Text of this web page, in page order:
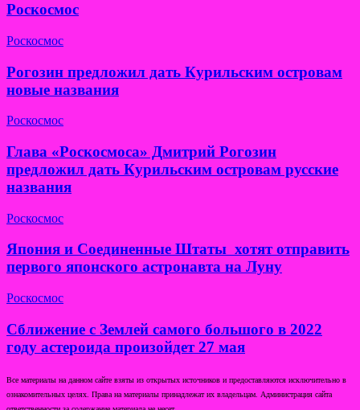
Роскосмос
Роскосмос
Рогозин предложил дать Курильским островам
новые названия
Роскосмос
Глава «Роскосмоса» Дмитрий Рогозин
предложил дать Курильским островам русские
названия
Роскосмос
Япония и Соединенные Штаты хотят отправить
первого японского астронавта на Луну
Роскосмос
Сближение с Землей самого большого в 2022
году астероида произойдет 27 мая
Все материалы на данном сайте взяты из открытых источников и предоставляются исключительно в
ознакомительных целях. Права на материалы принадлежат их владельцам. Администрация сайта